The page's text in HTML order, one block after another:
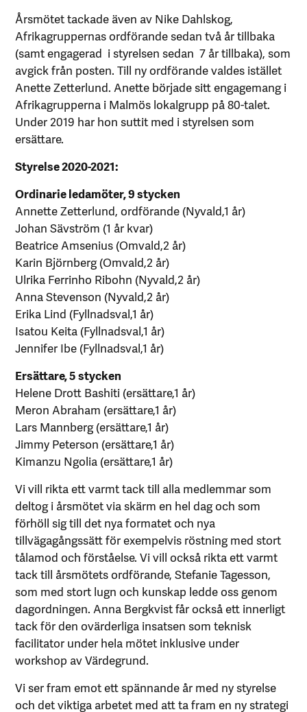
Årsmötet tackade även av Nike Dahlskog,
Afrikagruppernas ordförande sedan två år tillbaka
(samt engagerad i styrelsen sedan 7 år tillbaka), som
avgick från posten. Till ny ordförande valdes istället
Anette Zetterlund. Anette började sitt engagemang i
Afrikagrupperna i Malmös lokalgrupp på 80-talet.
Under 2019 har hon suttit med i styrelsen som
ersättare.
Styrelse 2020-2021:
Ordinarie ledamöter, 9 stycken
Annette Zetterlund, ordförande (Nyvald,1 år)
Johan Sävström (1 år kvar)
Beatrice Amsenius (Omvald,2 år)
Karin Björnberg (Omvald,2 år)
Ulrika Ferrinho Ribohn (Nyvald,2 år)
Anna Stevenson (Nyvald,2 år)
Erika Lind (Fyllnadsval,1 år)
Isatou Keita (Fyllnadsval,1 år)
Jennifer Ibe (Fyllnadsval,1 år)
Ersättare, 5 stycken
Helene Drott Bashiti (ersättare,1 år)
Meron Abraham (ersättare,1 år)
Lars Mannberg (ersättare,1 år)
Jimmy Peterson (ersättare,1 år)
Kimanzu Ngolia (ersättare,1 år)
Vi vill rikta ett varmt tack till alla medlemmar som
deltog i årsmötet via skärm en hel dag och som
förhöll sig till det nya formatet och nya
tillvägagångssätt för exempelvis röstning med stort
tålamod och förståelse. Vi vill också rikta ett varmt
tack till årsmötets ordförande, Stefanie Tagesson,
som med stort lugn och kunskap ledde oss genom
dagordningen. Anna Bergkvist får också ett innerligt
tack för den ovärderliga insatsen som teknisk
facilitator under hela mötet inklusive under
workshop av Värdegrund.
Vi ser fram emot ett spännande år med ny styrelse
och det viktiga arbetet med att ta fram en ny strategi